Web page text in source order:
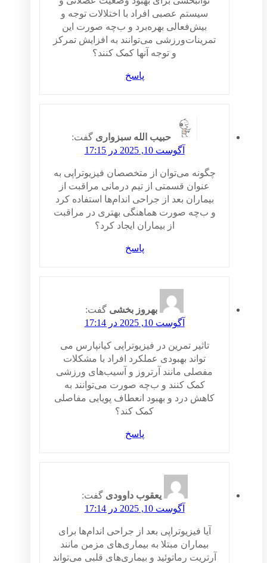
سیستم عصبی افراد با اختلالات توجه و
بیش‌فعالی بهره‌برد و ب‌چه صورت این
تمرینات‌ورزشی می‌توانند به افزایش تمرکز
و توجه آنها کمک کنند؟
پاسخ
حبیب الله سبزواری گفت:
آگوست 10, 2025 در 17:15
چگونه می‌توان از متخصصان فیزیوتراپی به
عنوان قسمتی از تیم درمانی مراقبت از
بیماران بعد از جراحی اندام‌ها استفاده کرد
و ب‌چه صورت هماهنگی بهتری در مراقبت
از بیماران ایجاد کرد؟
پاسخ
بهروز بخشی گفت:
آگوست 10, 2025 در 17:14
تاثیر تمرین در فیزیوتراپی کیانپارس می
تواند بهبودی عملکرد افراد با مشکلات
مفصلی مانند آرتروز و آسیب‌های ورزشی
کمک کنند و ب‌چه صورت می‌توانند به
کاهش درد و بهبود انعطاف پویایی مفاصلی
کمک کند؟
پاسخ
یعقوب داوودیگفت:
آگوست 10, 2025 در 17:14
آیا فیزیوتراپی بعد از جراحی اندام‌ها برای
بیماران مبتلا به بیماری‌های مزمن مانند
آرتریت رماتوئید و بیماری‌های قلبی می‌تواند